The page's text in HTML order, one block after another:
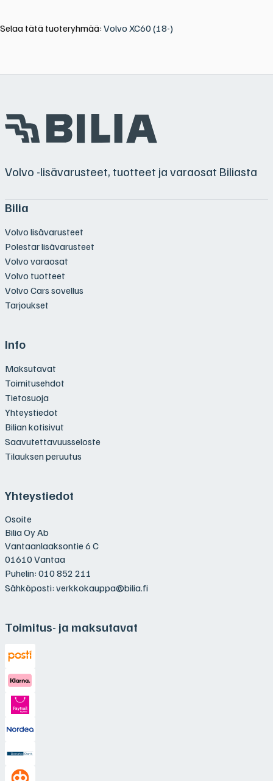
Selaa tätä tuoteryhmää: Volvo XC60 (18-)
Volvo -lisävarusteet, tuotteet ja varaosat Biliasta
Bilia
Volvo lisävarusteet
Polestar lisävarusteet
Volvo varaosat
Volvo tuotteet
Volvo Cars sovellus
Tarjoukset
Info
Maksutavat
Toimitusehdot
Tietosuoja
Yhteystiedot
Bilian kotisivut
Saavutettavuusseloste
Tilauksen peruutus
Yhteystiedot
Osoite
Bilia Oy Ab
Vantaanlaaksontie 6 C
01610 Vantaa
Puhelin: 010 852 211
Sähköposti: verkkokauppa@bilia.fi
Toimitus- ja maksutavat